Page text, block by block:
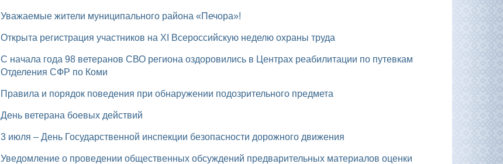
Уважаемые жители муниципального района «Печора»!
Открыта регистрация участников на XI Всероссийскую неделю охраны труда
С начала года 98 ветеранов СВО региона оздоровились в Центрах реабилитации по путевкам
Отделения СФР по Коми
Правила и порядок поведения при обнаружении подозрительного предмета
День ветерана боевых действий
3 июля – День Государственной инспекции безопасности дорожного движения
Уведомление о проведении общественных обсуждений предварительных материалов оценки